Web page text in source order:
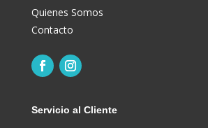
Quienes Somos
Contacto
Servicio al Cliente